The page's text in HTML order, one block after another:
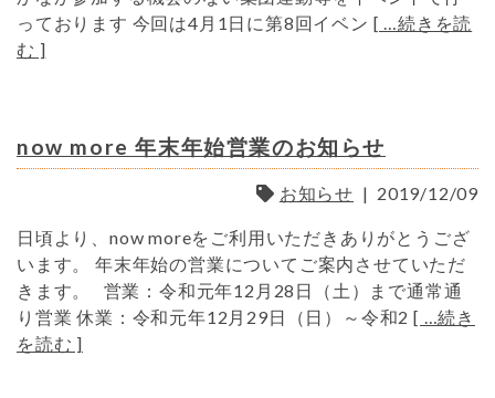
っております 今回は4月1日に第8回イベン [ …続きを読
む ]
now more 年末年始営業のお知らせ
お知らせ | 2019/12/09
日頃より、now moreをご利用いただきありがとうござ
います。 年末年始の営業についてご案内させていただ
きます。 営業：令和元年12月28日（土）まで通常通
り営業 休業：令和元年12月29日（日）～令和2[ …続き
を読む ]